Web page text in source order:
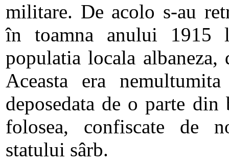
militare. De acolo s-au
în toamna anului
populatia locala
Aceasta era
deposedata de o parte
folosea, confiscate de
statului sârb.